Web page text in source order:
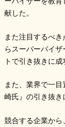
献した。
また注目するべ
らスーパーバイ
トで引き抜きに成
また、業界で一
崎氏』の引き抜き
競合する企業か